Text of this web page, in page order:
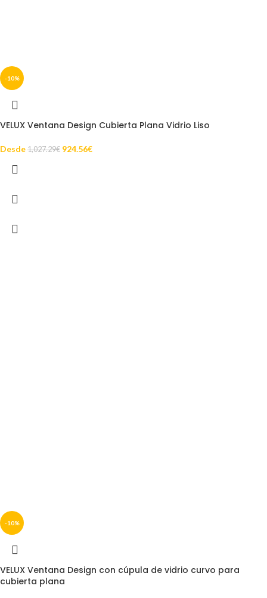
-10%
VELUX Ventana Design Cubierta Plana Vidrio Liso
Desde 1,027.29€ 924.56€
-10%
VELUX Ventana Design con cúpula de vidrio curvo para
cubierta plana